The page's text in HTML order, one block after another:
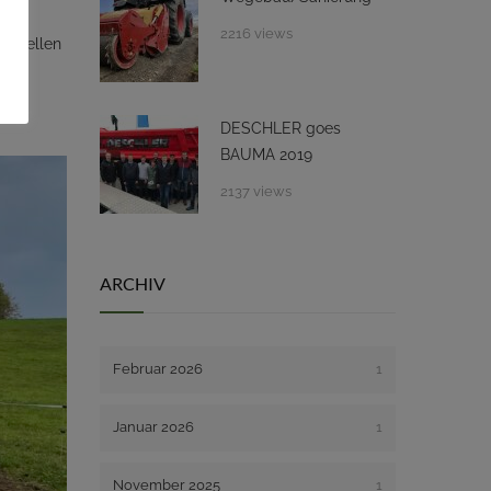
2216 views
DESCHLER goes
BAUMA 2019
2137 views
ARCHIV
Februar 2026 1
Januar 2026 1
November 2025 1